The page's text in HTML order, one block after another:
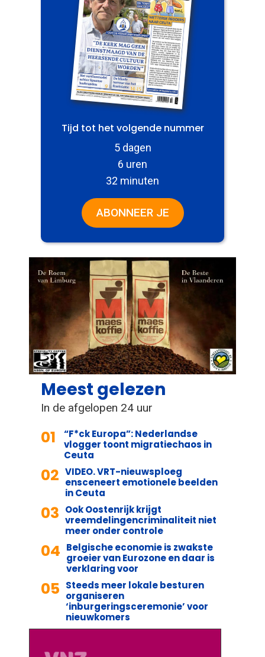
Tijd tot het volgende nummer
5 dagen
6 uren
32 minuten
ABONNEER JE
Meest gelezen
In de afgelopen 24 uur
01
“F*ck Europa”: Nederlandse
vlogger toont migratiechaos in
Ceuta
02 VIDEO. VRT-nieuwsploeg
ensceneert emotionele beelden
in Ceuta
03 Ook Oostenrijk krijgt
vreemdelingencriminaliteit niet
meer onder controle
04 Belgische economie is zwakste
groeier van Eurozone en daar is
verklaring voor
05 Steeds meer lokale besturen
organiseren
‘inburgeringsceremonie’ voor
nieuwkomers